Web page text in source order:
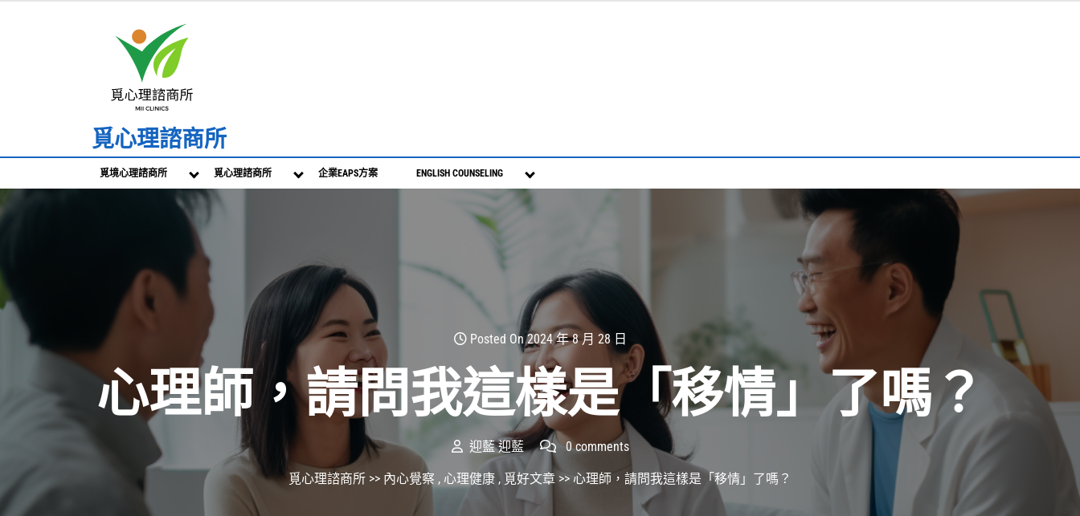
覓心理諮商所
覓境心理諮商所 覓心理諮商所 企業EAPS方案 ENGLISH COUNSELING
Posted On 2024 年 8 月 28 日
心理師，請問我這樣是「移情」了嗎？
迎藍 迎藍 0 comments
覓心理諮商所 >> 內心覺察 , 心理健康 , 覓好文章 >> 心理師，請問我這樣是「移情」了嗎？